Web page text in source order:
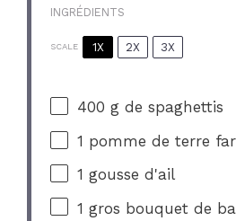
INGRÉDIENTS
SCALE 1X 2X 3X
400 g de spaghettis
1 pomme de terre
1 gousse d'ail
1 gros bouquet de